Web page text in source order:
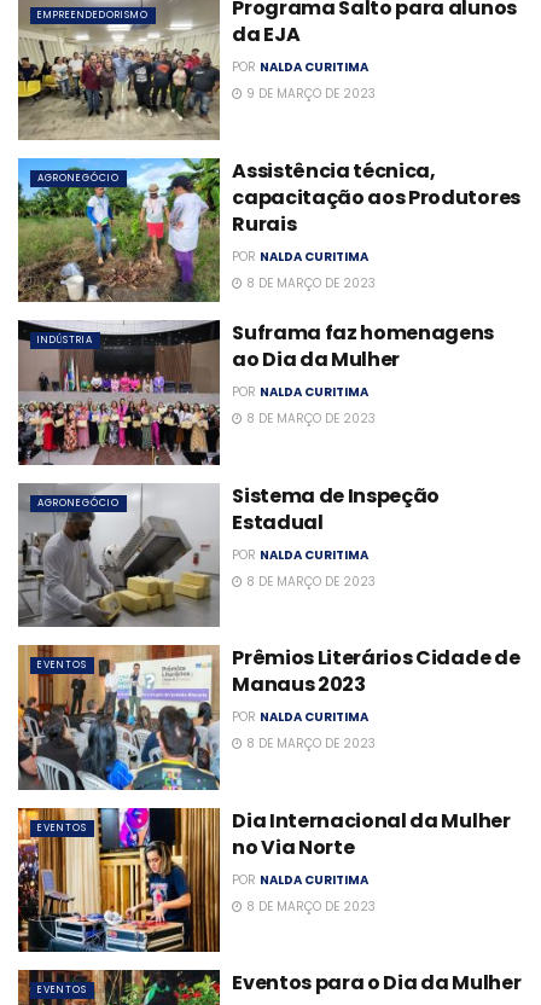
EMPREENDEDORISMO
Programa Salto para alunos
da EJA
POR NALDA CURITIMA
9 DE MARÇO DE 2023
AGRONEGÓCIO
Assistência técnica,
capacitação aos Produtores
Rurais
POR NALDA CURITIMA
8 DE MARÇO DE 2023
INDÚSTRIA
Suframa faz homenagens
ao Dia da Mulher
POR NALDA CURITIMA
8 DE MARÇO DE 2023
AGRONEGÓCIO
Sistema de Inspeção
Estadual
POR NALDA CURITIMA
8 DE MARÇO DE 2023
EVENTOS
Prêmios Literários Cidade de
Manaus 2023
POR NALDA CURITIMA
8 DE MARÇO DE 2023
EVENTOS
Dia Internacional da Mulher
no Via Norte
POR NALDA CURITIMA
8 DE MARÇO DE 2023
EVENTOS Eventos para o Dia da Mulher